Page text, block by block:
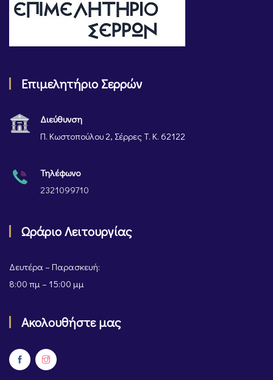
Επιμελητήριο Σερρών
Διεύθυνση
Π. Κωστοπούλου 2, Σέρρες Τ. Κ. 62122
Τηλέφωνο
2321099710
Ωράριο Λειτουργίας
Δευτέρα – Παρασκευή:
8:00 πμ – 15:00 μμ
Ακολουθήστε μας